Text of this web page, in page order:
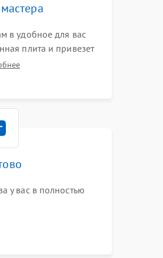
в удобное для вас
плита и привезет
у вас в полностью